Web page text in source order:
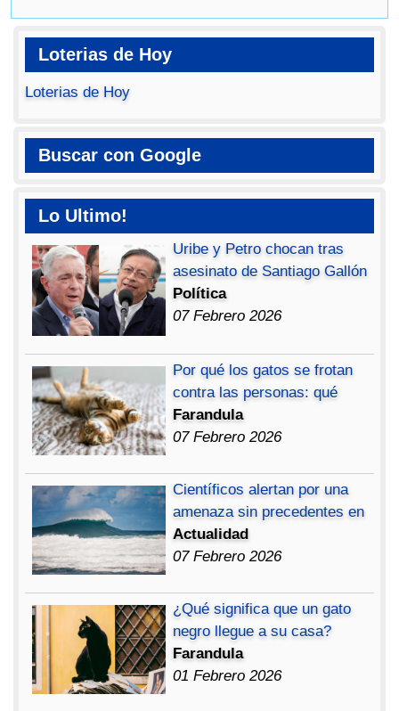
Loterias de Hoy
Loterias de Hoy
Buscar con Google
Lo Ultimo!
Uribe y Petro chocan tras
asesinato de Santiago Gallón
Política
07 Febrero 2026
Por qué los gatos se frotan
contra las personas: qué
Farandula
07 Febrero 2026
Científicos alertan por una
amenaza sin precedentes en
Actualidad
07 Febrero 2026
¿Qué significa que un gato
negro llegue a su casa?
Farandula
01 Febrero 2026